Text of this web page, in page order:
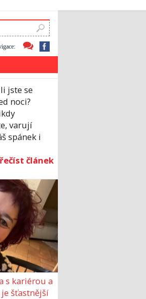
jste se
noci?
varují
spánek i
s kariérou a
šťastnější